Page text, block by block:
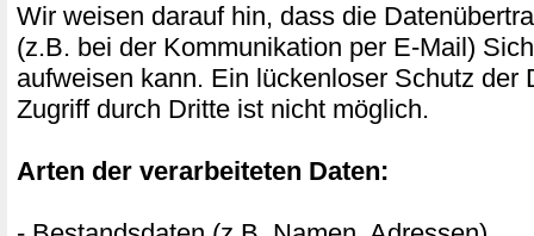
Wir weisen darauf hin, dass die
(z.B. bei der Kommunikation per E-Mail)
aufweisen kann. Ein lückenloser Schutz der
Zugriff durch Dritte ist nicht möglich.
Arten der verarbeiteten Daten: